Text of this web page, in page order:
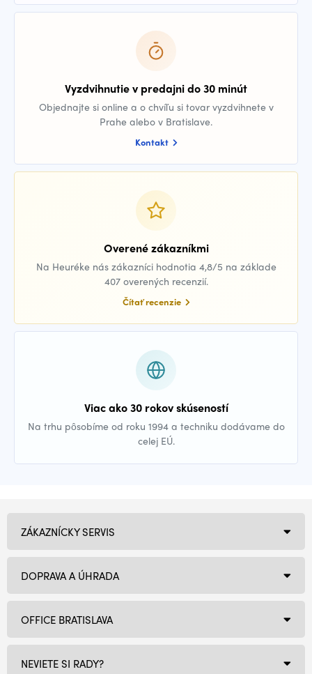
Vyzdvihnutie v predajni do 30 minút
Objednajte si online a o chvíľu si tovar vyzdvihnete v
Prahe alebo v Bratislave.
Kontakt
Overené zákazníkmi
Na Heuréke nás zákazníci hodnotia 4,8/5 na základe
407 overených recenzií.
Čítať recenzie
Viac ako 30 rokov skúseností
Na trhu pôsobíme od roku 1994 a techniku dodávame do
celej EÚ.
OFFICE BRATISLAVA
NEVIETE SI RADY?
ZÁKAZNÍCKY SERVIS
DOPRAVA A ÚHRADA